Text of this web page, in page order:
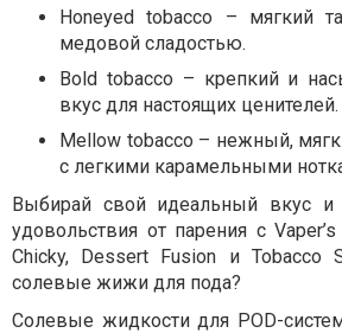
Honeyed tobacco – мягкий
медовой сладостью.
Bold tobacco – крепкий и
вкус для настоящих ценителей.
Mellow tobacco – нежный,
с легкими карамельными
Выбирай свой идеальный вкус и
удовольствия от парения с
Chicky, Dessert Fusion и Tobacco
солевые жижи для пода?
Солевые жидкости для POD-